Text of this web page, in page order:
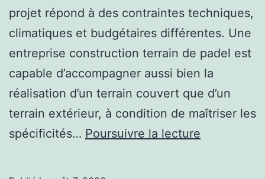
projet répond à des contraintes techniques,
climatiques et budgétaires différentes. Une
entreprise construction terrain de padel est
capable d’accompagner aussi bien la
réalisation d’un terrain couvert que d’un
terrain extérieur, à condition de maîtriser les
spécificités… Poursuivre la lecture